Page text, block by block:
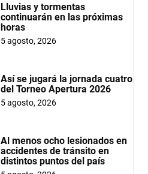
Lluvias y tormentas
continuarán en las próximas
horas
5 agosto, 2026
Así se jugará la jornada cuatro
del Torneo Apertura 2026
5 agosto, 2026
Al menos ocho lesionados en
accidentes de tránsito en
distintos puntos del país